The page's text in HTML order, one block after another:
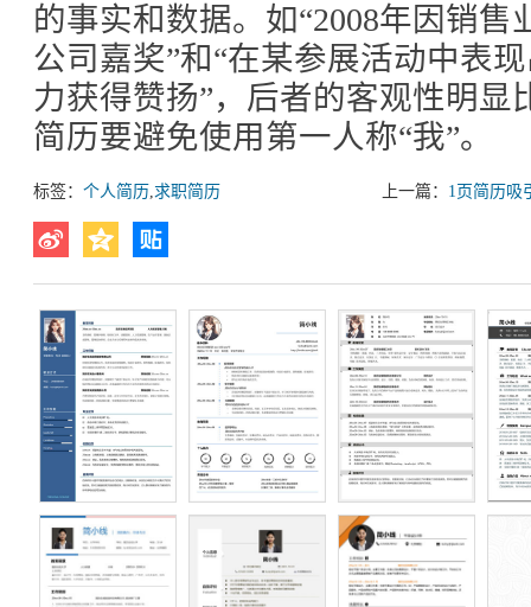
的事实和数据。如“2008年因销售
公司嘉奖”和“在某参展活动中表
力获得赞扬”，后者的客观性明显
简历要避免使用第一人称“我”。
标签： 个人简历,求职简历 上一篇： 1页简历吸